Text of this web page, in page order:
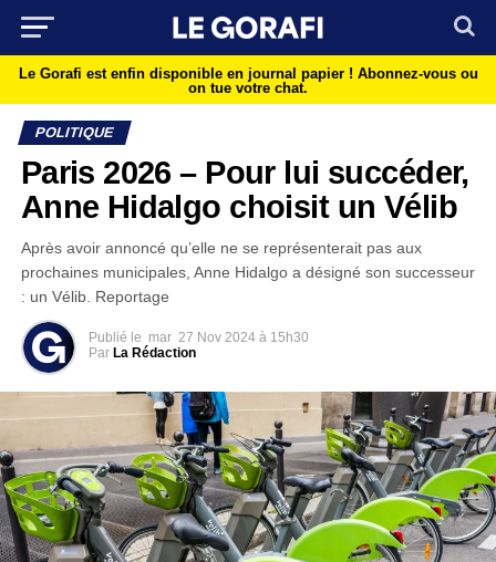
Le Gorafi est enfin disponible en journal papier ! Abonnez-vous ou
on tue votre chat.
POLITIQUE
Paris 2026 – Pour lui succéder,
Anne Hidalgo choisit un Vélib
Après avoir annoncé qu’elle ne se représenterait pas aux
prochaines municipales, Anne Hidalgo a désigné son successeur
: un Vélib. Reportage
Publié le mar 27 Nov 2024 à 15h30
Par La Rédaction